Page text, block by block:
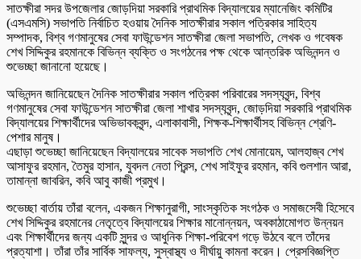
সাতক্ষীরা সদর উপজেলার জোড়দিয়া সরকারি প্রাথমিক বিদ্যালয়ের ম্যানেজিং কমিটির
(এসএমসি) সভাপতি নির্বাচিত হওয়ায় দৈনিক সাতক্ষীরার সকাল পত্রিকার সাহিত্য
সম্পাদক, বিশ্ব গণমানুষের সেবা ফাউন্ডেশন সাতক্ষীরা জেলা সভাপতি, লেখক ও গবেষক
শেখ সিদ্দিকুর রহমানকে বিভিন্ন ব্যক্তি ও সংগঠনের পক্ষ থেকে আন্তরিক অভিনন্দন ও
শুভেচ্ছা জানানো হয়েছে।
অভিনন্দন জানিয়েছেন দৈনিক সাতক্ষীরার সকাল পত্রিকা পরিবারের সদস্যবৃন্দ, বিশ্ব
গণমানুষের সেবা ফাউন্ডেশন সাতক্ষীরা জেলা শাখার সদস্যবৃন্দ, জোড়দিয়া সরকারি প্রাথমিক
বিদ্যালয়ের শিক্ষার্থীদের অভিভাবকবৃন্দ, এলাকাবাসী, শিক্ষক-শিক্ষার্থীসহ বিভিন্ন শ্রেণি-
পেশার মানুষ।
এছাড়া শুভেচ্ছা জানিয়েছেন বিদ্যালয়ের সাবেক সভাপতি শেখ মোনায়েম, আলহাজ্ব শেখ
আসাফুর রহমান, তৈমুর হাসান, যুবদল নেতা প্রিন্স, শেখ সাইফুর রহমান, কবি গুলশান আরা,
তামান্না জাবরিন, কবি আবু কাজী প্রমুখ।
শুভেচ্ছা বার্তায় তাঁরা বলেন, একজন শিক্ষানুরাগী, সাংস্কৃতিক সংগঠক ও সমাজসেবী হিসেবে
শেখ সিদ্দিকুর রহমানের নেতৃত্বে বিদ্যালয়ের শিক্ষার মানোন্নয়ন, অবকাঠামোগত উন্নয়ন
এবং শিক্ষার্থীদের জন্য একটি সুন্দর ও আধুনিক শিক্ষা-পরিবেশ গড়ে উঠবে বলে তাঁদের
প্রত্যাশা। তাঁরা তাঁর সার্বিক সাফল্য, সুস্বাস্থ্য ও দীর্ঘায়ু কামনা করেন। প্রেসবিজ্ঞপ্তি